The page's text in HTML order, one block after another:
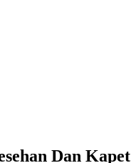
Dan Kapet